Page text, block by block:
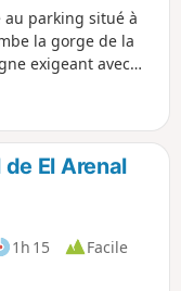
parking situé à
la gorge de la
exigeant avec
de la
descente
et de ruisseaux de
El Arenal
1h 15
Facile